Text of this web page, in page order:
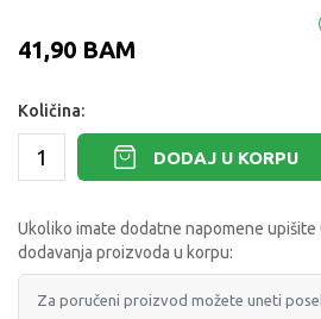
41,90 BAM
Količina:
DODAJ U KORPU
Ukoliko imate dodatne napomene upišite
dodavanja proizvoda u korpu: